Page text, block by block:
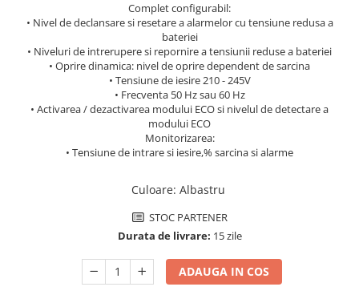
PWM
Convertoare de tensiune
Sisteme de stocare energie
Pachete complete stocare energie
Sisteme fotovoltaice de putere
mica (rulota/caravan/case de
Sisteme fotovoltaice profesionale
Pachete sisteme fotovoltaice
Complet configurabil:
• Nivel de declansare si resetare a alarmelor cu tensiune redusa a
bateriei
• Niveluri de intrerupere si repornire a tensiunii reduse a bateriei
• Oprire dinamica: nivel de oprire dependent de sarcina
• Tensiune de iesire 210 - 245V
• Frecventa 50 Hz sau 60 Hz
• Activarea / dezactivarea modului ECO si nivelul de detectare a
modului ECO
Monitorizarea:
• Tensiune de intrare si iesire,% sarcina si alarme
Culoare: Albastru
STOC PARTENER
Durata de livrare: 15 zile
ADAUGA IN COS